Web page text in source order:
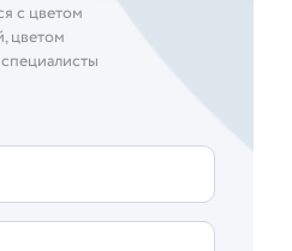
с цветом
цветом